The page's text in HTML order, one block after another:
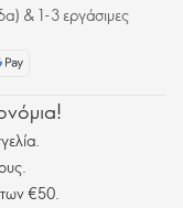
& 1-3 εργάσιμες
€50.